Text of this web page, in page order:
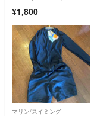
¥1,800
マリン/スイミング